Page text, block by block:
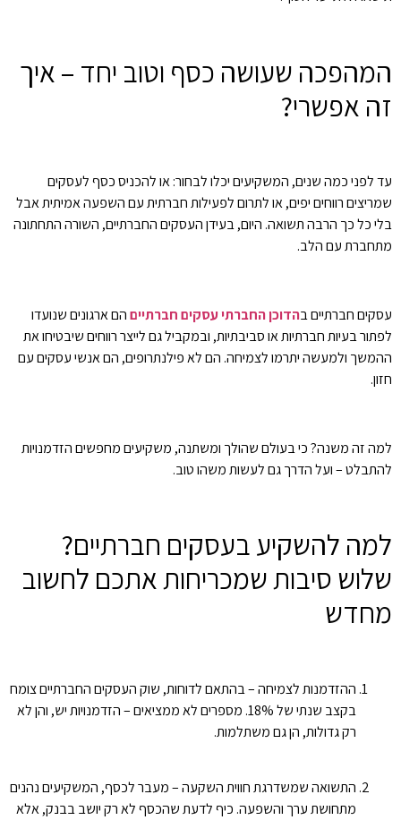
המהפכה שעושה כסף וטוב יחד – איך
זה אפשרי?
עד לפני כמה שנים, המשקיעים יכלו לבחור: או להכניס כסף לעסקים
שמריצים רווחים יפים, או לתרום לפעילות חברתית עם השפעה אמיתית אבל
בלי כל כך הרבה תשואה. היום, בעידן העסקים החברתיים, השורה התחתונה
מתחברת עם הלב.
עסקים חברתיים בהדוכן החברתי עסקים חברתייםהם ארגונים שנועדו
לפתור בעיות חברתיות או סביבתיות, ובמקביל גם לייצר רווחים שיבטיחו את
ההמשך ולמעשה יתרמו לצמיחה. הם לא פילנתרופים, הם אנשי עסקים עם
חזון.
למה זה משנה? כי בעולם שהולך ומשתנה, משקיעים מחפשים הזדמנויות
להתבלט – ועל הדרך גם לעשות משהו טוב.
למה להשקיע בעסקים חברתיים?
שלוש סיבות שמכריחות אתכם לחשוב
מחדש
ההזדמנות לצמיחה – בהתאם לדוחות, שוק העסקים החברתיים צומח
בקצב שנתי של 18%. מספרים לא ממציאים – הזדמנויות יש, והן לא
רק גדולות, הן גם משתלמות.
התשואה שמשדרגת חווית השקעה – מעבר לכסף, המשקיעים נהנים
מתחושת ערך והשפעה. כיף לדעת שהכסף לא רק יושב בבנק, אלא